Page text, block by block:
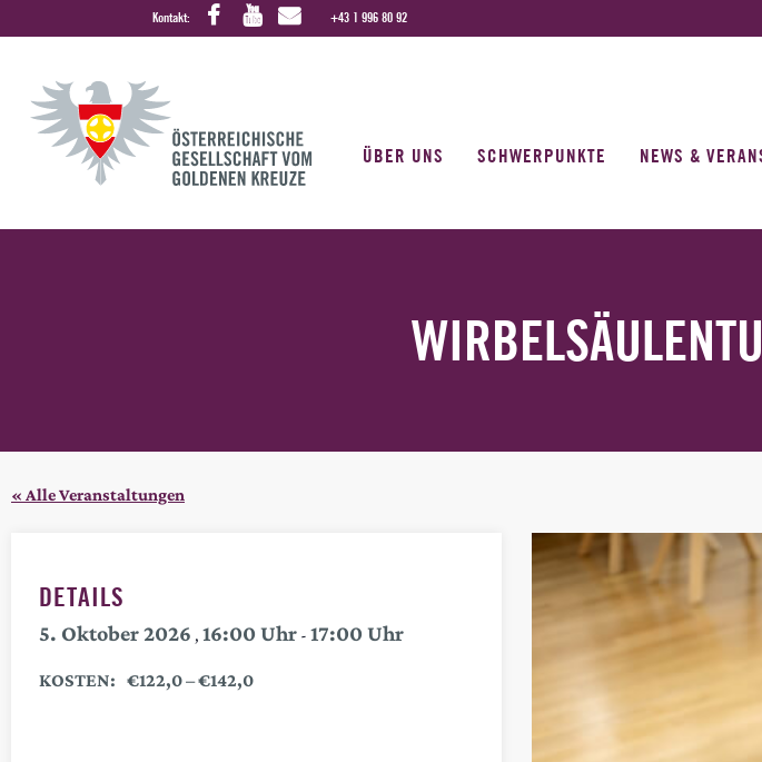
Kontakt: +43 1 996 80 92
ÜBER UNS SCHWERPUNKTE NEWS &
« Alle Veranstaltungen
DETAILS
5. Oktober 2026 , 16:00 - 17:00
KOSTEN: €122,0 – €142,0